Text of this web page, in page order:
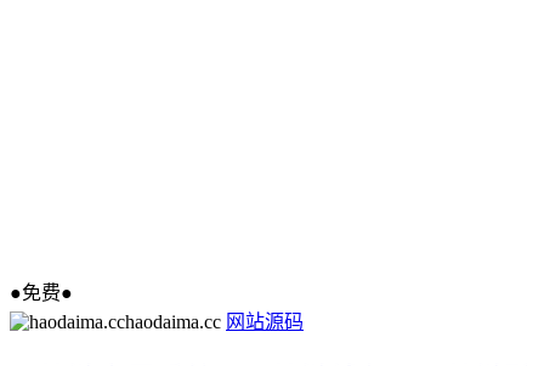
●免费●
haodaima.cc 网站源码